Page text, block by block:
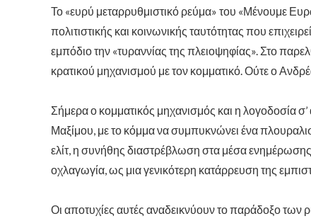
Το «ευρύ μεταρρυθμιστικό ρεύμα» του «Μένουμε
πολιτιστικής και κοινωνικής ταυτότητας που
εμπόδιο την «τυραννίας της πλειοψηφίας». Στο
κρατικού μηχανισμού με τον κομματικό. Ούτε ο
Σήμερα ο κομματικός μηχανισμός και η λογοδοσία
Μαξίμου, με το κόμμα να συμπυκνώνει ένα
ελίτ, η συνήθης διαστρέβλωση στα μέσα
οχλαγωγία, ως μια γενικότερη κατάρρευση της
Οι αποτυχίες αυτές αναδεικνύουν το παράδοξο των